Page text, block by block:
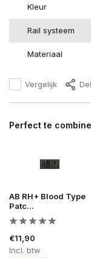
Kleur
Rail systeem
Materiaal
Vergelijk
Perfect te
AB RH+ Blood Type
Patc...
€11,90
Incl. btw